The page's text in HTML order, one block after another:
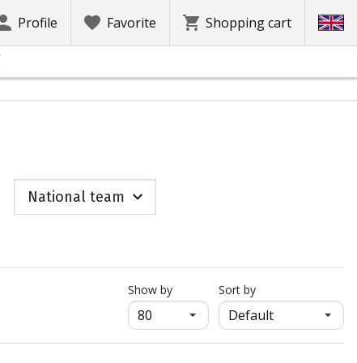
Profile Favorite Shopping cart
National team
Show byпродукти на страница
Sort by